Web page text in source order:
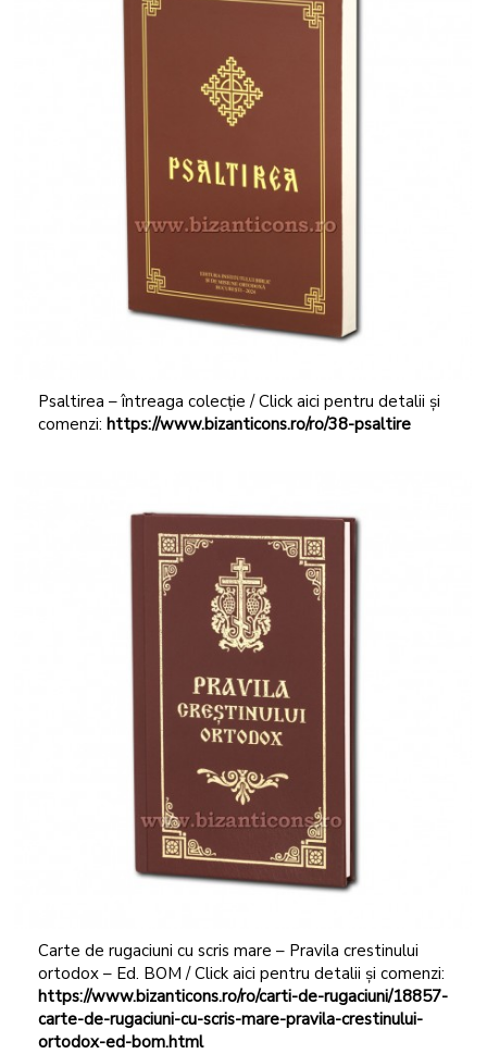
Psaltirea – întreaga colecție / Click aici pentru detalii și
comenzi: https://www.bizanticons.ro/ro/38-psaltire
Carte de rugaciuni cu scris mare – Pravila crestinului
ortodox – Ed. BOM / Click aici pentru detalii și comenzi:
https://www.bizanticons.ro/ro/carti-de-rugaciuni/18857-
carte-de-rugaciuni-cu-scris-mare-pravila-crestinului-
ortodox-ed-bom.html